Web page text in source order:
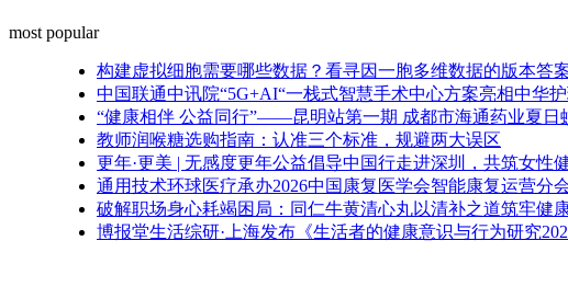
most popular
构建虚拟细胞需要哪些数据？看寻因一胞多维数据的版本答
中国联通中讯院“5G+AI“一栈式智慧手术中心方案亮相中华
“健康相伴 公益同行”——昆明站第一期 成都市海通药业夏日
教师润喉糖选购指南：认准三个标准，规避两大误区
更年·更美 | 无感度更年公益倡导中国行走进深圳，共筑女性
通用技术环球医疗承办2026中国康复医学会智能康复运营分
破解职场身心耗竭困局：同仁牛黄清心丸以清补之道筑牢健
博报堂生活综研·上海发布《生活者的健康意识与行为研究